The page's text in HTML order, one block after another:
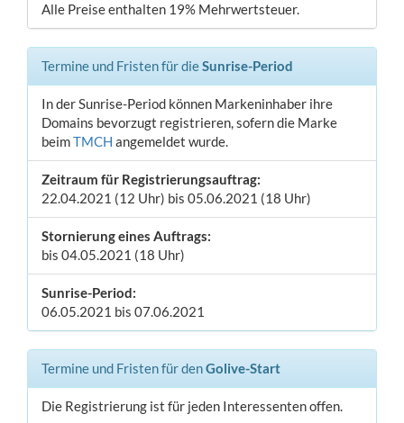
Alle Preise enthalten 19% Mehrwertsteuer.
Termine und Fristen für dieSunrise-Period
In der Sunrise-Period können Markeninhaber ihre
Domains bevorzugt registrieren, sofern die Marke
beimTMCH angemeldet wurde.
Zeitraum für Registrierungsauftrag:
22.04.2021 (12 Uhr) bis 05.06.2021 (18 Uhr)
Stornierung eines Auftrags:
bis 04.05.2021 (18 Uhr)
Sunrise-Period:
06.05.2021 bis 07.06.2021
Termine und Fristen für denGolive-Start
Die Registrierung ist für jeden Interessenten offen.